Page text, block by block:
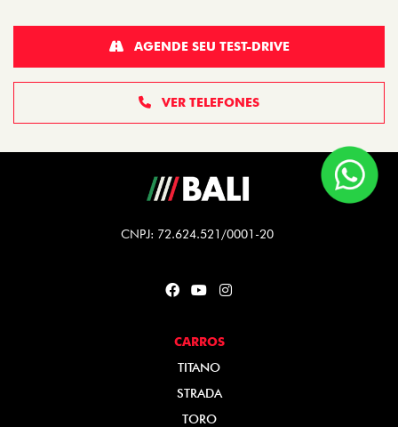
VER TELEFONES
AGENDE SEU TEST-DRIVE
CNPJ: 72.624.521/0001-20
CARROS
TITANO
STRADA
TORO